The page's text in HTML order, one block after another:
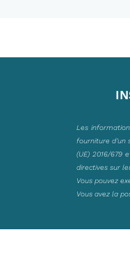
Les
fourniture d’un
(UE) 2016/679
directives sur
Vous pouvez
Vous avez la